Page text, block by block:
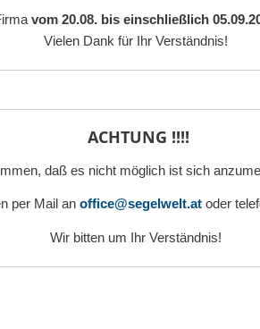
vom 20.08. bis einschließlich
Vielen Dank für Ihr Verständnis!
ACHTUNG !!!!
daß es nicht möglich ist sich
per Mail an office@segelwelt.at oder
Wir bitten um Ihr Verständnis!